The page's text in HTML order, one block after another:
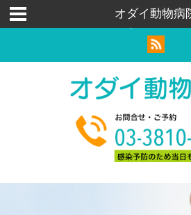
荒川区｜足立区｜北区｜犬猫ウサギ｜
｜ハムスター
オダイ動物病